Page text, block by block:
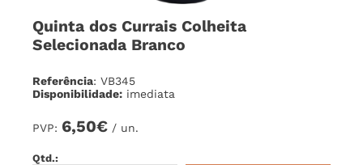
Quinta dos Currais Colheita
Selecionada Branco
Referência: VB345
Disponibilidade: imediata
PVP: 6,50€ / un.
Qtd.: